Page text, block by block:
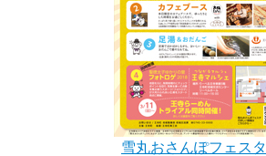
雪丸おさんぽフェスタ